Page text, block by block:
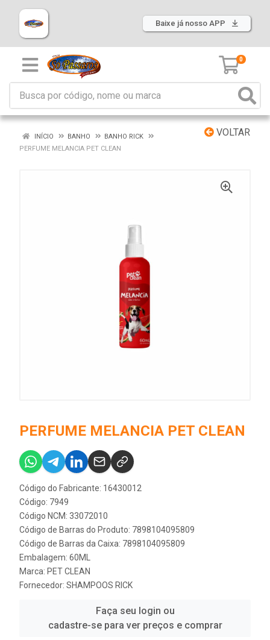
Baixe já nosso APP
0
VOLTAR
INÍCIO BANHO
BANHO RICK
PERFUME MELANCIA PET CLEAN
PERFUME MELANCIA PET CLEAN
Código do Fabricante: 16430012
Código: 7949
Código NCM: 33072010
Código de Barras do Produto: 7898104095809
Código de Barras da Caixa: 7898104095809
Embalagem: 60ML
Marca: PET CLEAN
Fornecedor: SHAMPOOS RICK
Faça seu login ou
cadastre-se para ver preços e comprar